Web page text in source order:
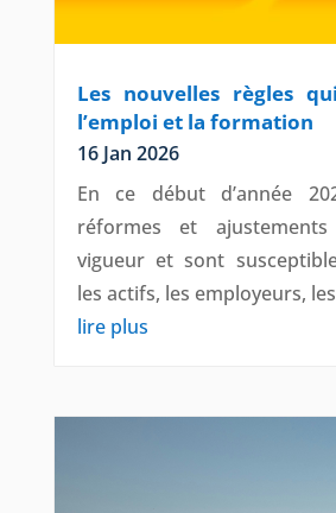
Les nouvelles règles
l’emploi et la formation
16 Jan 2026
En ce début d’année
réformes et
vigueur et sont
les actifs, les employeurs,
lire plus